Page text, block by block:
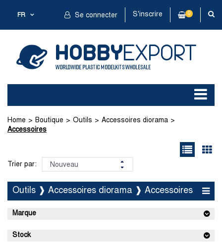
FR Se connecter S'inscrire 0
Home Boutique Outils
Accessoires diorama
Accessoires
Trier par:
Outils ❱ Accessoires diorama ❱ Accessoires
Marque
Stock